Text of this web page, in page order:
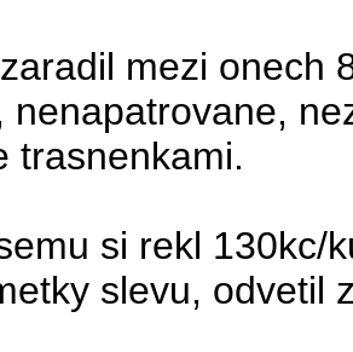
mezi onech
nenapatrovane,
trasnenkami.
si rekl 130kc/
slevu, odvetil